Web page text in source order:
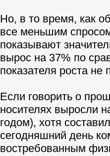
Но, в то время, как
все меньшим
показывают
вырос на 37% по
показателя роста
Если говорить о
носителях выросли
годом), хотя
сегодняшний день
востребованным